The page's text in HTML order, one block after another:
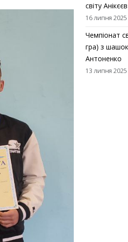
світу
16 липня 2025
Чемпіонат
гра) з
Антоненко
13 липня 2025